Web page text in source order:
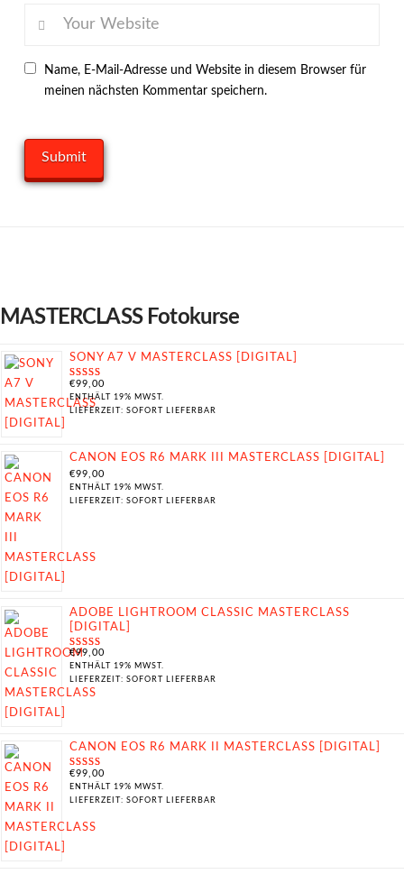
Name, E-Mail-Adresse und Website in diesem Browser für
meinen nächsten Kommentar speichern.
MASTERCLASS Fotokurse
SONY A7 V MASTERCLASS [DIGITAL]
BEWERTET
MIT5.00
VON 5
€99,00
ENTHÄLT 19% MWST.
LIEFERZEIT: SOFORT LIEFERBAR
CANON EOS R6 MARK III MASTERCLASS [DIGITAL]
€99,00
ENTHÄLT 19% MWST.
LIEFERZEIT: SOFORT LIEFERBAR
ADOBE LIGHTROOM CLASSIC MASTERCLASS
[DIGITAL]
BEWERTET
MIT5.00
VON 5
€99,00
ENTHÄLT 19% MWST.
LIEFERZEIT: SOFORT LIEFERBAR
CANON EOS R6 MARK II MASTERCLASS [DIGITAL]
BEWERTET
MIT 5.00
€99,00
ENTHÄLT 19% MWST.
LIEFERZEIT: SOFORT LIEFERBAR